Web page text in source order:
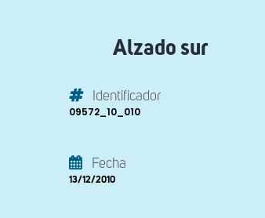
Alzado sur
Identificador
09572_10_010
Fecha
13/12/2010